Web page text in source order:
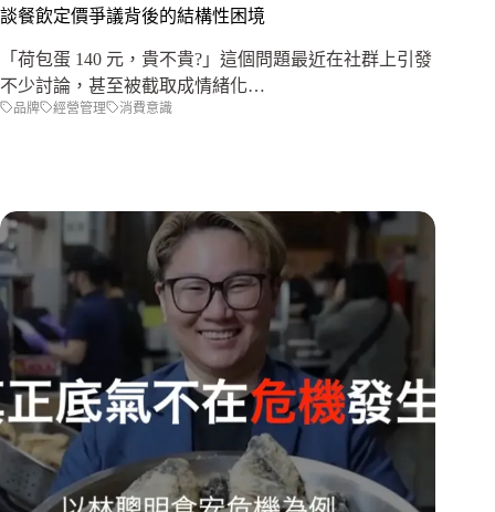
談餐飲定價爭議背後的結構性困境
「荷包蛋 140 元，貴不貴?」這個問題最近在社群上引發
不少討論，甚至被截取成情緒化…
品牌 經營管理 消費意識